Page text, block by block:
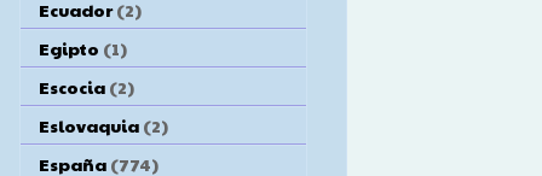
Ecuador (2)
Egipto (1)
Escocia (2)
Eslovaquia (2)
España (774)